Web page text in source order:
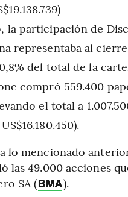
la participación de
representaba al
del total de la
compró 559.400
el total a
lo mencionado
las 49.000 acciones
SA (BMA).